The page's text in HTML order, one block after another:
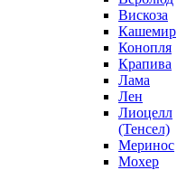
Вискоза
Кашемир
Конопля
Крапива
Лама
Лен
Лиоцелл
(Тенсел)
Меринос
Мохер